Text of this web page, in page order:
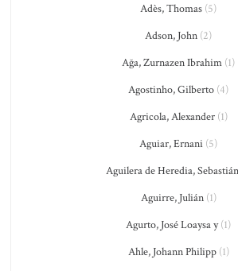
Adès, Thomas (5)
Adson, John (2)
Ağa, Zurnazen Ibrahim (1)
Agostinho, Gilberto (4)
Agricola, Alexander(1)
Aguiar, Ernani (5)
Aguilera de Heredia, Sebastián
Aguirre, Julián(1)
Agurto, José Loaysa y(1)
Ahle, Johann Philipp(1)